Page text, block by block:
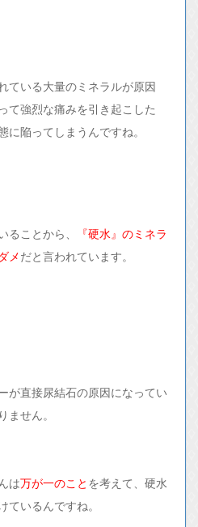
ている大量のミネラルが原因
て強烈な痛みを引き起こした
に陥ってしまうんですね。
ることから、
『硬水』のミネラ
メだと言われています。
が直接尿結石の原因になってい
ません。
は万が一のこと を考えて、硬水
ているんですね。